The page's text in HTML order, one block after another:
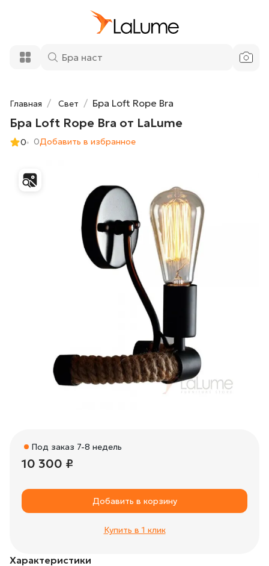
Главная Свет Бра Loft Rope Bra
Бра Loft Rope Bra от LaLume
0 0Добавить в избранное
Характеристики
Под заказ 7-8 недель
10 300 ₽
Добавить в корзину
Купить в 1 клик
Бра Loft Rope Bra от LaLume